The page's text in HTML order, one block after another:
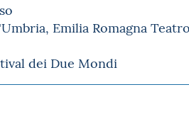
Emilia Romagna
dei Due Mondi